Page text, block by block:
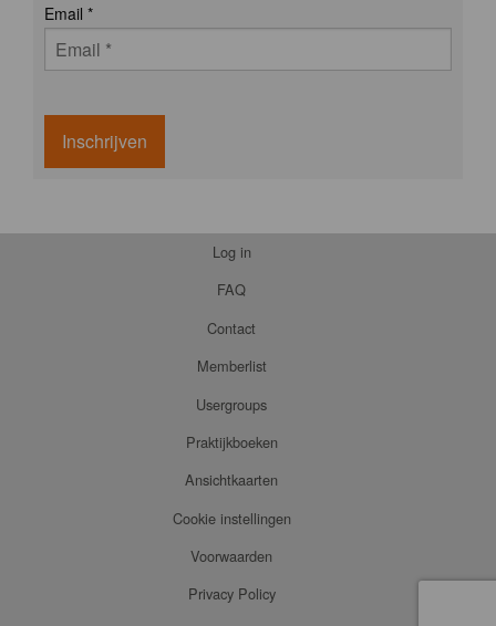
Email *
Inschrijven
Log in
FAQ
Contact
Memberlist
Usergroups
Praktijkboeken
Ansichtkaarten
Cookie instellingen
Voorwaarden
Privacy Policy